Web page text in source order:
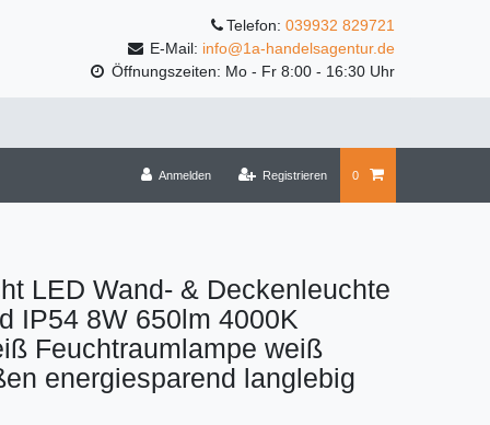
Telefon: 039932 829721
E-Mail: info@1a-handelsagentur.de
Öffnungszeiten: Mo - Fr 8:00 - 16:30 Uhr
Anmelden Registrieren 0
LED Wand- & Deckenleuchte
IP54 8W 650lm 4000K
Feuchtraumlampe weiß
energiesparend langlebig